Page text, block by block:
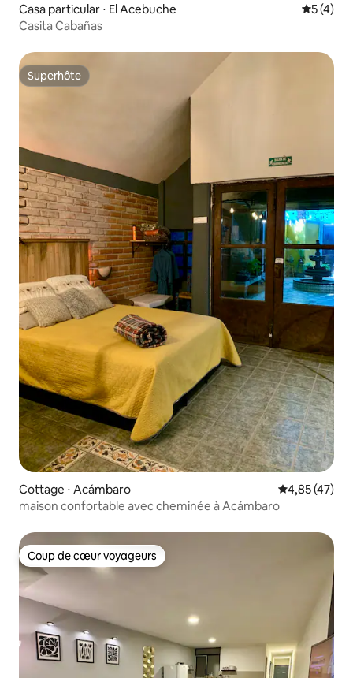
Casa particular ⋅ El Acebuche
5 (4)
Casita Cabañas
Superhôte
Superhôte
Cottage ⋅ Acámbaro Évaluation
4,85 (47)
maison confortable avec cheminée à Acámbaro
Coup de cœur voyageurs
Coup de cœur voyageurs